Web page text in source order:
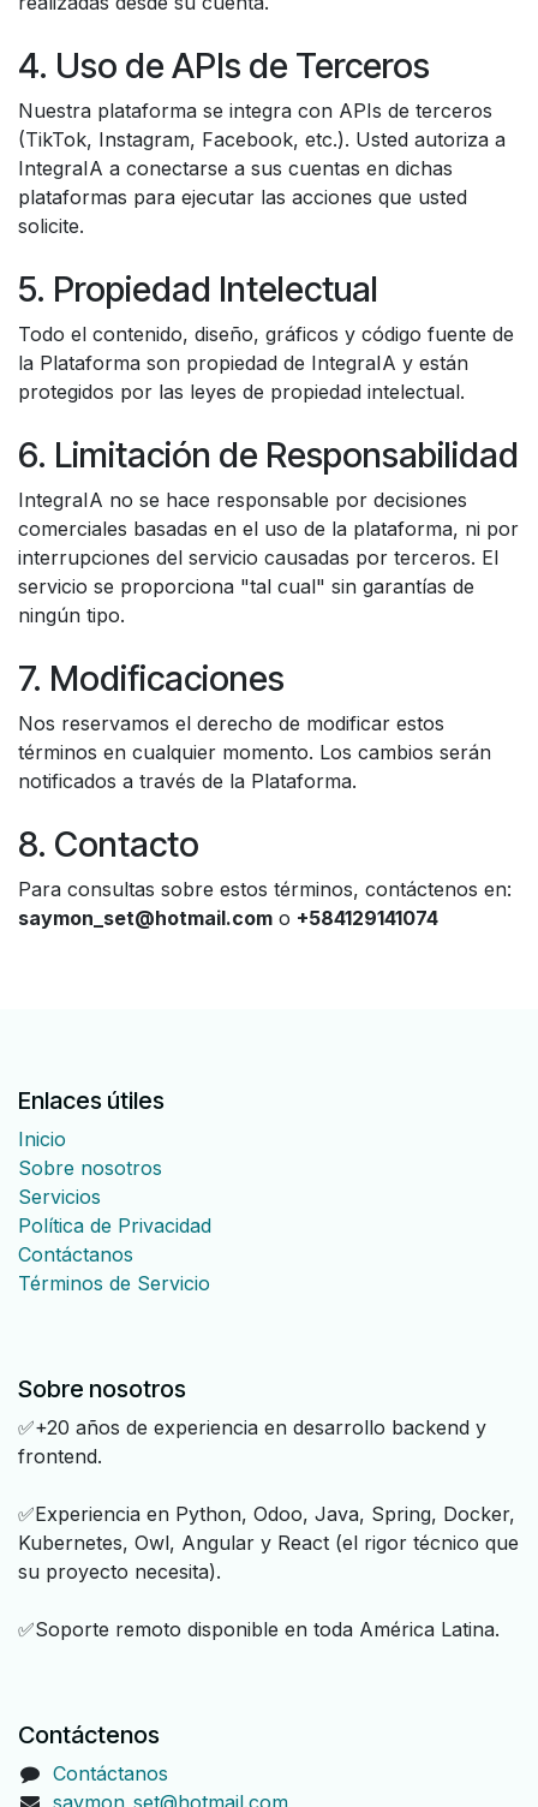
4. Uso de APIs de Terceros
Nuestra plataforma se integra con APIs de terceros
(TikTok, Instagram, Facebook, etc.). Usted autoriza a
IntegraIA a conectarse a sus cuentas en dichas
plataformas para ejecutar las acciones que usted
solicite.
5. Propiedad Intelectual
Todo el contenido, diseño, gráficos y código fuente de
la Plataforma son propiedad de IntegraIA y están
protegidos por las leyes de propiedad intelectual.
6. Limitación de Responsabilidad
IntegraIA no se hace responsable por decisiones
comerciales basadas en el uso de la plataforma, ni por
interrupciones del servicio causadas por terceros. El
servicio se proporciona "tal cual" sin garantías de
ningún tipo.
7. Modificaciones
Nos reservamos el derecho de modificar estos
términos en cualquier momento. Los cambios serán
notificados a través de la Plataforma.
8. Contacto
Para consultas sobre estos términos, contáctenos en:
saymon_set@hotmail.com o +584129141074
Enlaces útiles
Inicio
Sobre nosotros
Servicios
Política de Privacidad
Contáctanos
Términos de Servicio
Sobre nosotros
✅+20 años de experiencia en desarrollo backend y
frontend.
✅Experiencia en Python, Odoo, Java, Spring, Docker,
Kubernetes, Owl, Angular y React (el rigor técnico que
su proyecto necesita).
✅Soporte remoto disponible en toda América Latina.
Contáctenos
Contáctanos
saymon_set@hotmail.com